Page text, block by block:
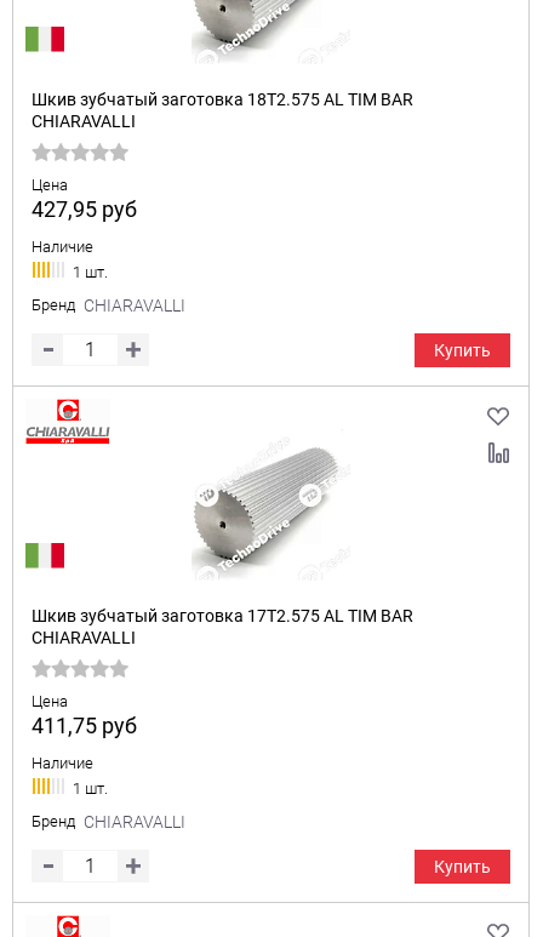
Шкив зубчатый заготовка 18T2.575 AL TIM BAR
CHIARAVALLI
Цена
427,95 руб
Наличие
1 шт.
Бренд CHIARAVALLI
Купить
Шкив зубчатый заготовка 17T2.575 AL TIM BAR
CHIARAVALLI
Цена
411,75 руб
Наличие
1 шт.
Бренд CHIARAVALLI
Купить